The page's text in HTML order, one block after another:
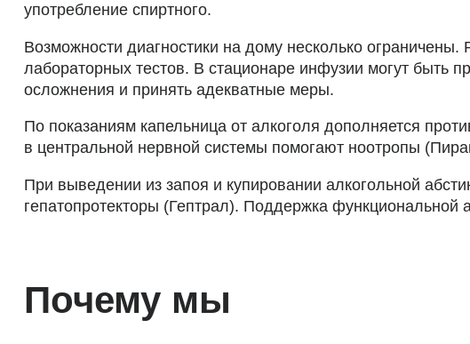
употребление спиртного.
Возможности диагностики на дому несколько
лабораторных тестов. В стационаре инфузии могут быть
осложнения и принять адекватные меры.
По показаниям капельница от алкоголя дополняется
в центральной нервной системы помогают ноотропы
При выведении из запоя и купировании алкогольной
гепатопротекторы (Гептрал). Поддержка функциональной
Почему мы